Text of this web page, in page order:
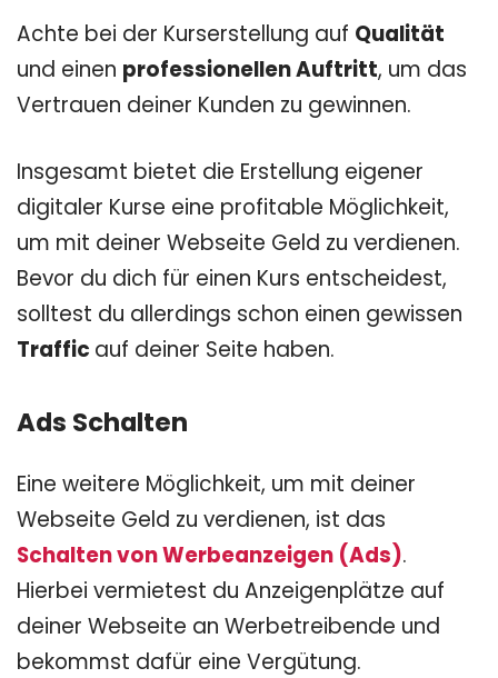
Achte bei der Kurserstellung auf Qualität
und einen professionellen Auftritt, um das
Vertrauen deiner Kunden zu gewinnen.
Insgesamt bietet die Erstellung eigener
digitaler Kurse eine profitable Möglichkeit,
um mit deiner Webseite Geld zu verdienen.
Bevor du dich für einen Kurs entscheidest,
solltest du allerdings schon einen gewissen
Traffic auf deiner Seite haben.
Ads Schalten
Eine weitere Möglichkeit, um mit deiner
Webseite Geld zu verdienen, ist das
Schalten von Werbeanzeigen (Ads).
Hierbei vermietest du Anzeigenplätze auf
deiner Webseite an Werbetreibende und
bekommst dafür eine Vergütung.